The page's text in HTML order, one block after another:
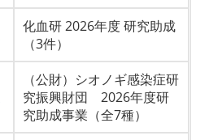
化血研 2026年度 研究助成
（3件）
（公財）シオノギ感染症研
究振興財団 2026年度研
究助成事業（全7種）